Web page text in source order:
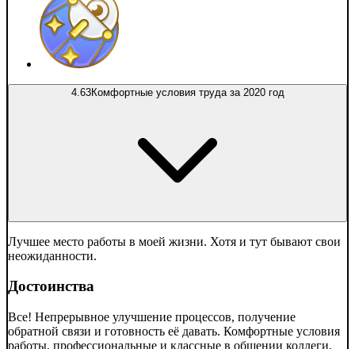
4.63Комфортные условия труда за 2020 год
Лучшее место работы в моей жизни. Хотя и тут бывают свои
неожиданности.
Достоинства
Все! Непрерывное улучшение процессов, получение
обратной связи и готовность её давать. Комфортные условия
работы, профессиональные и классные в общении коллеги,